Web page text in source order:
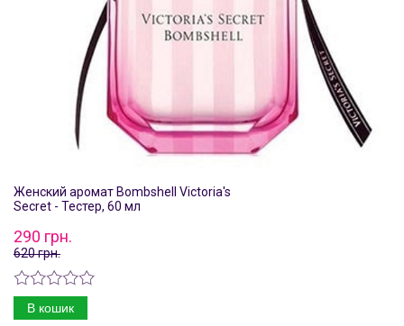
Женский аромат Bombshell Victoria's
Secret - Тестер, 60 мл
290 грн.
620 грн.
В кошик